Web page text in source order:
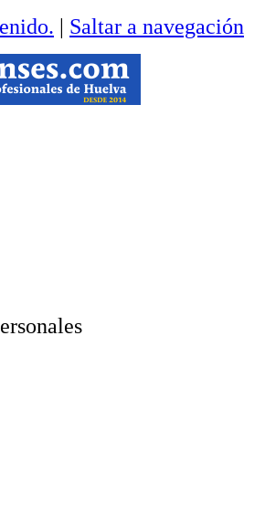
| Saltar a navegación